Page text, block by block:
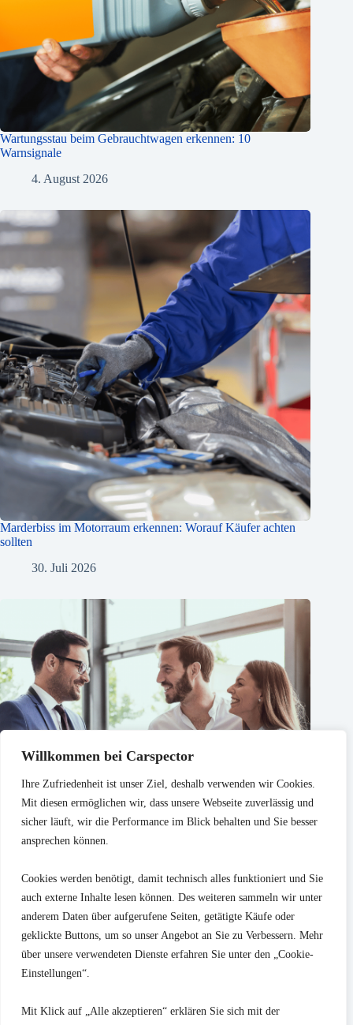
Willkommen bei Carspector
Ihre Zufriedenheit ist unser Ziel, deshalb verwenden wir Cookies.
Mit diesen ermöglichen wir, dass unsere Webseite zuverlässig und
sicher läuft, wir die Performance im Blick behalten und Sie besser
ansprechen können.
Cookies werden benötigt, damit technisch alles funktioniert und Sie
auch externe Inhalte lesen können. Des weiteren sammeln wir unter
anderem Daten über aufgerufene Seiten, getätigte Käufe oder
geklickte Buttons, um so unser Angebot an Sie zu Verbessern. Mehr
über unsere verwendeten Dienste erfahren Sie unter den „Cookie-
Einstellungen“.
Mit Klick auf „Alle akzeptieren“ erklären Sie sich mit der
Wartungsstau beim Gebrauchtwagen erkennen: 10
Warnsignale
4. August 2026
Marderbiss im Motorraum erkennen: Worauf Käufer achten
sollten
30. Juli 2026
Warum stehen Gebrauchtwagen monatelang online? 9 Gründe
25. Juli 2026
FAQ
Kontakt